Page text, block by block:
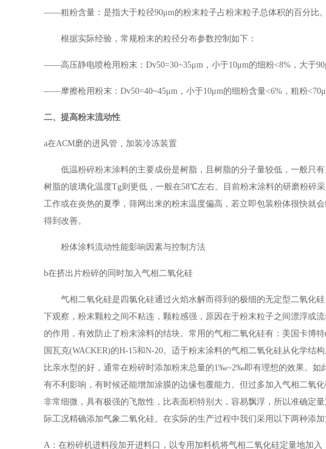
——粗粉含量：是指大于粒径90μm的粉末粒子占粉末粒子总体积的百分比
根据实际经验，常规粉末的粒径分布参数控制如下：
——高压静电喷枪用粉末：Dv50=30~35μm，小于10μm的细粉<8%，大于
——摩擦枪用粉末：Dv50=40~45μm，小于10μm的细粉含量<6%，粗粉
二、提高粉末流动性
a在ACM磨的进风管，加装冷冻装置
低温粉碎粉末涂料的主要成份是树脂，且树脂的分子量较低，一般只
树脂的玻璃化温度Tg则更低，一般在58℃左右。目前粉末涂料的研磨粉碎
工作或在炎热的夏季，筛网出来的粉末温度偏高，若立即包装粉体很快就
得到改善。
粉体涂料流动性能影响因素与控制方法
b在挤出片粉碎的同时加入气相二氧化硅
气相二氧化硅是四氯化硅通过火焰水解而得到的极细的无定型二氧化
下观察，粉末颗粒之间不粘连，颗粒感强，原因在于粉末粒子之间漂浮或
的作用，有效防止了粉末涂料的结块。常用的气相二氧化硅有：美国卡博
国瓦克(WACKER)的H-15和N-20。适于粉末涂料的气相二氧化硅从化学
比亲水型的好，通常在粉碎时添加粉末总量的1‰~2‰即有理想的效果。
有不利影响，有时候还能增加涂膜的边缘包覆能力。但过多加入气相二氧
非常细微，具有极强的飞散性，比表面积特别大，容易飘浮，所以准确定
际工况精确添加气象二氧化硅。在实际的生产过程中我们采用以下两种添加
A：在粉碎机进料段加开进料口，以专用加料机将气相二氧化硅定量地加入